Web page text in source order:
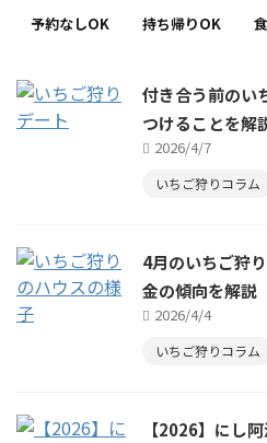
予約なしOK 持ち帰りOK
付き合う前のい
つけることを解
2026/4/7
いちご狩りコラム
4月のいちご狩
金の傾向を解説
2026/4/4
いちご狩りコラム
【2026】にし